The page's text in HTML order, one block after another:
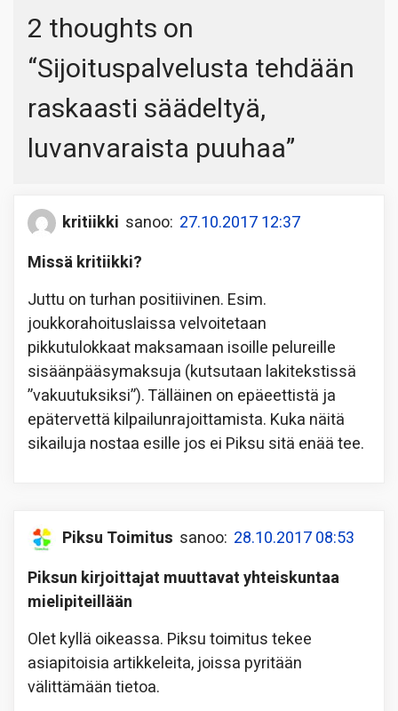
2 thoughts on
“Sijoituspalvelusta tehdään
raskaasti säädeltyä,
luvanvaraista puuhaa”
kritiikki sanoo: 27.10.2017 12:37
Missä kritiikki?
Juttu on turhan positiivinen. Esim.
joukkorahoituslaissa velvoitetaan
pikkutulokkaat maksamaan isoille pelureille
sisäänpääsymaksuja (kutsutaan lakitekstissä
”vakuutuksiksi”). Tälläinen on epäeettistä ja
epätervettä kilpailunrajoittamista. Kuka näitä
sikailuja nostaa esille jos ei Piksu sitä enää tee.
Piksu Toimitus sanoo: 28.10.2017 08:53
Piksun kirjoittajat muuttavat yhteiskuntaa
mielipiteillään
Olet kyllä oikeassa. Piksu toimitus tekee
asiapitoisia artikkeleita, joissa pyritään
välittämään tietoa.